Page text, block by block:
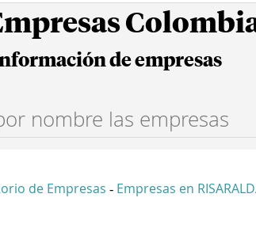
de empresas
de Empresas - Empresas en